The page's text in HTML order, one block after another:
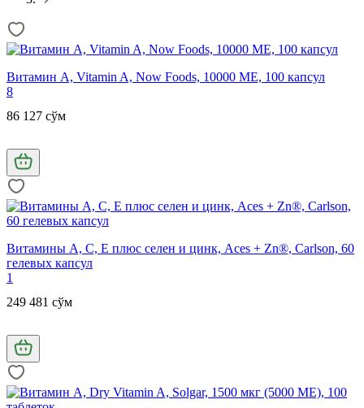
Витамин А, Vitamin A, Now Foods, 10000 МЕ, 100 капсул
8
86 127 сўм
Витамины А, С, Е плюс селен и цинк, Aces + Zn®, Carlson, 60
гелевых капсул
1
249 481 сўм